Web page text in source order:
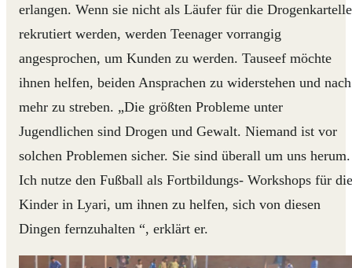
erlangen. Wenn sie nicht als Läufer für die Drogenkartelle
rekrutiert werden, werden Teenager vorrangig
angesprochen, um Kunden zu werden. Tauseef möchte
ihnen helfen, beiden Ansprachen zu widerstehen und nach
mehr zu streben. „Die größten Probleme unter
Jugendlichen sind Drogen und Gewalt. Niemand ist vor
solchen Problemen sicher. Sie sind überall um uns herum.
Ich nutze den Fußball als Fortbildungs- Workshops für die
Kinder in Lyari, um ihnen zu helfen, sich von diesen
Dingen fernzuhalten “, erklärt er.